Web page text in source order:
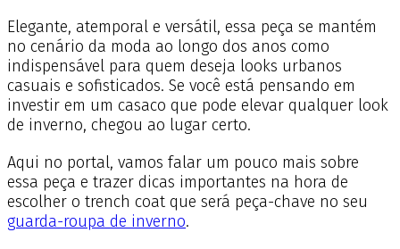
Elegante, atemporal e versátil, essa peça se mantém
no cenário da moda ao longo dos anos como
indispensável para quem deseja looks urbanos
casuais e sofisticados. Se você está pensando em
investir em um casaco que pode elevar qualquer look
de inverno, chegou ao lugar certo.
Aqui no portal, vamos falar um pouco mais sobre
essa peça e trazer dicas importantes na hora de
escolher o trench coat que será peça-chave no seu
guarda-roupa de inverno.